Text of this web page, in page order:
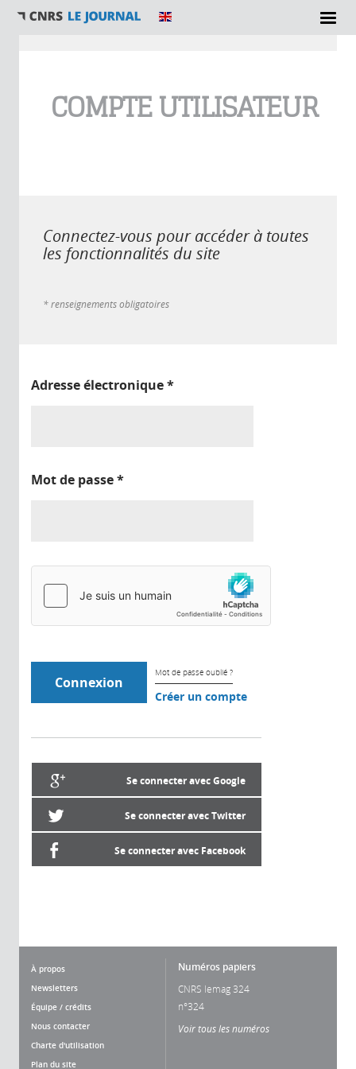
COMPTE UTILISATEUR
Connectez-vous pour accéder à toutes
les fonctionnalités du site
* renseignements obligatoires
Adresse électronique*
Mot de passe*
Mot de passe oublié ?
Créer un compte
Se connecter avec Google
Se connecter avec Twitter
Se connecter avec Facebook
À propos
Newsletters
Équipe / crédits
Nous contacter
Charte d'utilisation
Plan du site
Numéros papiers
CNRS lemag 324
n°324
Voir tous les numéros